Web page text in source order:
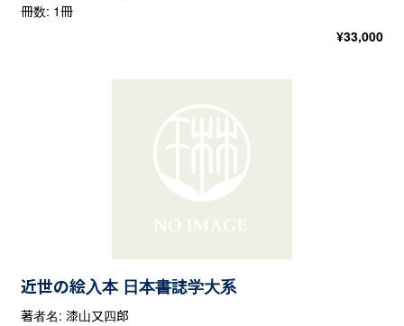
冊数: 1冊
¥33,000
近世の絵入本 日本書誌学大系
著者名: 漆山又四郎